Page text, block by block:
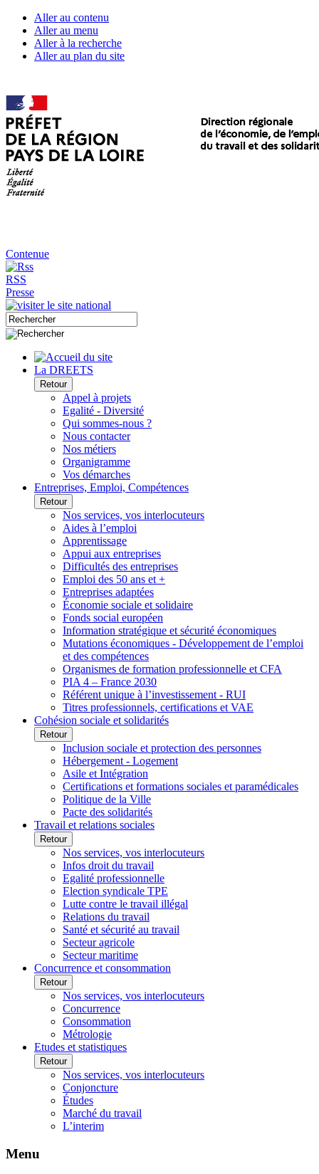
Aller au contenu
Aller au menu
Aller à la recherche
Aller au plan du site
Contenue
RSS
Presse
La DREETS
Retour
Appel à projets
Egalité - Diversité
Qui sommes-nous ?
Nous contacter
Nos métiers
Organigramme
Vos démarches
Entreprises, Emploi, Compétences
Retour
Nos services, vos interlocuteurs
Aides à l’emploi
Apprentissage
Appui aux entreprises
Difficultés des entreprises
Emploi des 50 ans et +
Entreprises adaptées
Économie sociale et solidaire
Fonds social européen
Information stratégique et sécurité économiques
Mutations économiques - Développement de l’emploi
et des compétences
Organismes de formation professionnelle et CFA
PIA 4 – France 2030
Référent unique à l’investissement - RUI
Titres professionnels, certifications et VAE
Cohésion sociale et solidarités
Retour
Inclusion sociale et protection des personnes
Hébergement - Logement
Asile et Intégration
Certifications et formations sociales et paramédicales
Politique de la Ville
Pacte des solidarités
Travail et relations sociales
Retour
Nos services, vos interlocuteurs
Infos droit du travail
Egalité professionnelle
Election syndicale TPE
Lutte contre le travail illégal
Relations du travail
Santé et sécurité au travail
Secteur agricole
Secteur maritime
Concurrence et consommation
Retour
Nos services, vos interlocuteurs
Concurrence
Consommation
Métrologie
Etudes et statistiques
Retour
Nos services, vos interlocuteurs
Conjoncture
Études
Marché du travail
L’interim
Menu